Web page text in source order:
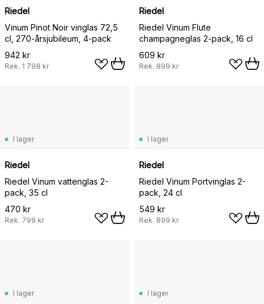
Riedel
Vinum Pinot Noir vinglas 72,5
cl, 270-årsjubileum, 4-pack
942 kr
Rek. 1 798 kr
Riedel
Riedel Vinum Flute
champagneglas 2-pack, 16 cl
609 kr
Rek. 899 kr
I lager
Riedel
Riedel Vinum vattenglas 2-
pack, 35 cl
470 kr
Rek. 799 kr
I lager
Riedel
Riedel Vinum Portvinglas 2-
pack, 24 cl
549 kr
Rek. 899 kr
I lager I lager